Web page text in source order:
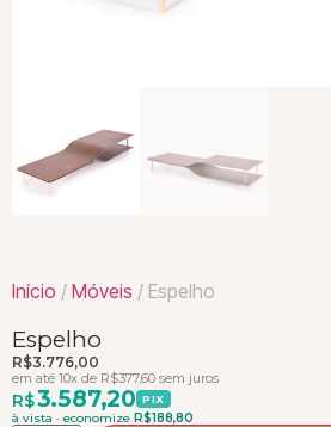
Início / Móveis / Espelho
Espelho
R$3.776,00
em até 10x de R$377,60 sem juros
R$3.587,20 PIX
à vista · economize R$188,80